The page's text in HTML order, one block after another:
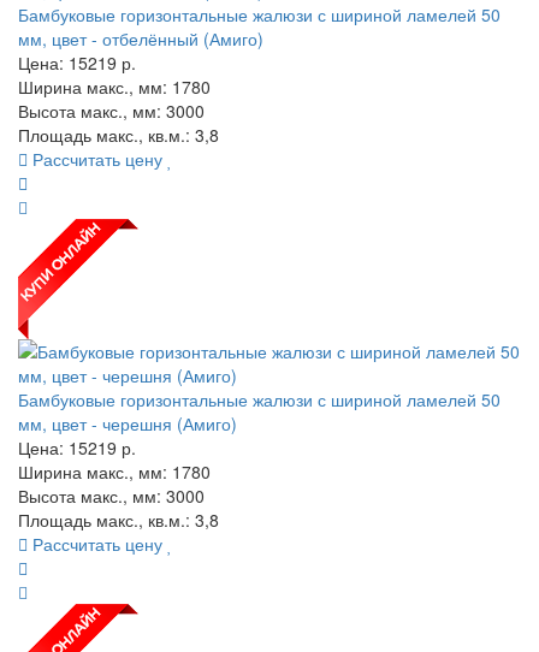
Бамбуковые горизонтальные жалюзи с шириной ламелей 50
мм, цвет - отбелённый (Амиго)
Цена: 15219 р.
Ширина макс., мм: 1780
Высота макс., мм: 3000
Площадь макс., кв.м.: 3,8
Рассчитать цену
Бамбуковые горизонтальные жалюзи с шириной ламелей 50
мм, цвет - черешня (Амиго)
Цена: 15219 р.
Ширина макс., мм: 1780
Высота макс., мм: 3000
Площадь макс., кв.м.: 3,8
Рассчитать цену